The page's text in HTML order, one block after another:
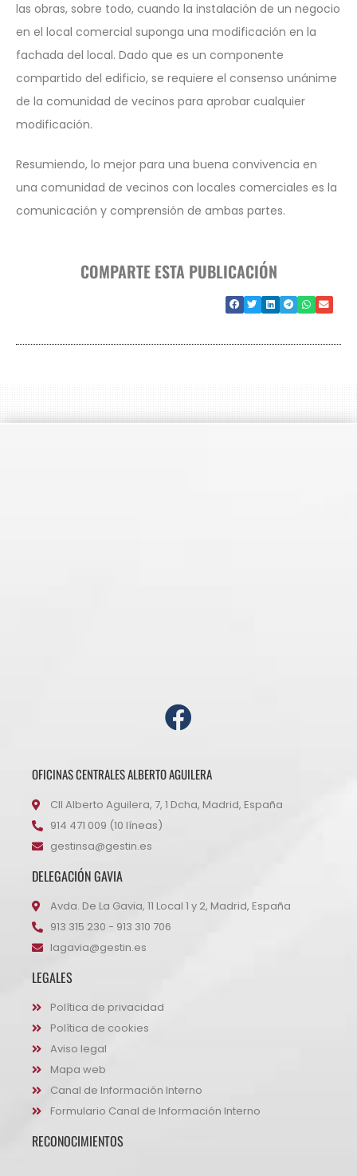
las obras, sobre todo, cuando la instalación de un negocio
en el local comercial suponga una modificación en la
fachada del local. Dado que es un componente
compartido del edificio, se requiere el consenso unánime
de la comunidad de vecinos para aprobar cualquier
modificación.
Resumiendo, lo mejor para una buena convivencia en
una comunidad de vecinos con locales comerciales es la
comunicación y comprensión de ambas partes.
COMPARTE ESTA PUBLICACIÓN
OFICINAS CENTRALES ALBERTO AGUILERA
Cll Alberto Aguilera, 7, 1 Dcha, Madrid, España
914 471 009 (10 líneas)
gestinsa@gestin.es
DELEGACIÓN GAVIA
Avda. De La Gavia, 11 Local 1 y 2, Madrid, España
913 315 230 - 913 310 706
lagavia@gestin.es
LEGALES
Política de privacidad
Política de cookies
Aviso legal
Mapa web
Canal de Información Interno
Formulario Canal de Información Interno
RECONOCIMIENTOS